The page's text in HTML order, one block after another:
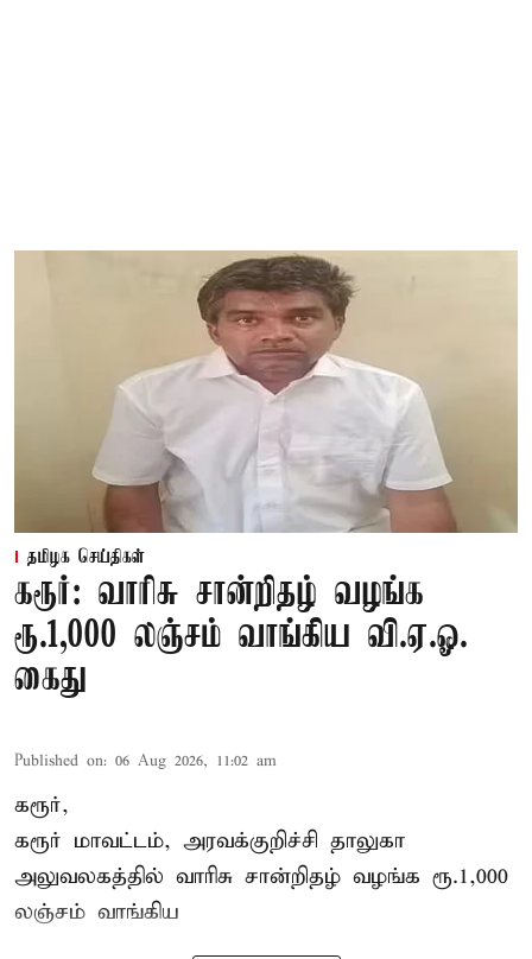
தமிழக செய்திகள்
கரூர்: வாரிசு சான்றிதழ் வழங்க
ரூ.1,000 லஞ்சம் வாங்கிய வி.ஏ.ஓ.
கைது
Published on: 06 Aug 2026, 11:02 am
கரூர்,
கரூர் மாவட்டம், அரவக்குறிச்சி தாலுகா
அலுவலகத்தில் வாரிசு சான்றிதழ் வழங்க ரூ.1,000
லஞ்சம் வாங்கிய